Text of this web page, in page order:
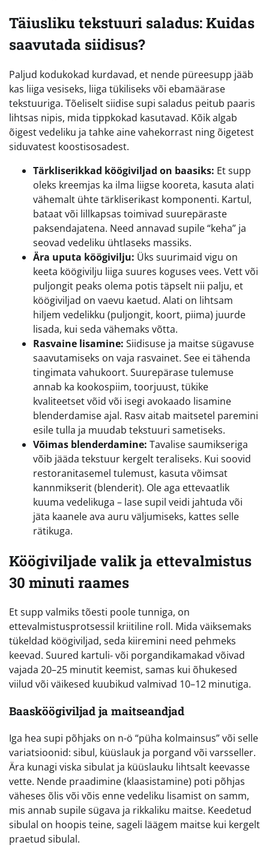
Täiusliku tekstuuri saladus: Kuidas
saavutada siidisus?
Paljud kodukokad kurdavad, et nende püreesupp jääb
kas liiga vesiseks, liiga tükiliseks või ebamäärase
tekstuuriga. Tõeliselt siidise supi saladus peitub paaris
lihtsas nipis, mida tippkokad kasutavad. Kõik algab
õigest vedeliku ja tahke aine vahekorrast ning õigetest
siduvatest koostisosadest.
Tärkliserikkad köögiviljad on baasiks: Et supp
oleks kreemjas ka ilma liigse kooreta, kasuta alati
vähemalt ühte tärkliserikast komponenti. Kartul,
bataat või lillkapsas toimivad suurepäraste
paksendajatena. Need annavad supile “keha” ja
seovad vedeliku ühtlaseks massiks.
Ära uputa köögivilju: Üks suurimaid vigu on
keeta köögivilju liiga suures koguses vees. Vett või
puljongit peaks olema potis täpselt nii palju, et
köögiviljad on vaevu kaetud. Alati on lihtsam
hiljem vedelikku (puljongit, koort, piima) juurde
lisada, kui seda vähemaks võtta.
Rasvaine lisamine: Siidisuse ja maitse sügavuse
saavutamiseks on vaja rasvainet. See ei tähenda
tingimata vahukoort. Suurepärase tulemuse
annab ka kookospiim, toorjuust, tükike
kvaliteetset võid või isegi avokaado lisamine
blenderdamise ajal. Rasv aitab maitsetel paremini
esile tulla ja muudab tekstuuri sametiseks.
Võimas blenderdamine: Tavalise saumikseriga
võib jääda tekstuur kergelt teraliseks. Kui soovid
restoranitasemel tulemust, kasuta võimsat
kannmikserit (blenderit). Ole aga ettevaatlik
kuuma vedelikuga – lase supil veidi jahtuda või
jäta kaanele ava auru väljumiseks, kattes selle
rätikuga.
Köögiviljade valik ja ettevalmistus
30 minuti raames
Et supp valmiks tõesti poole tunniga, on
ettevalmistusprotsessil kriitiline roll. Mida väiksemaks
tükeldad köögiviljad, seda kiiremini need pehmeks
keevad. Suured kartuli- või porgandikamakad võivad
vajada 20–25 minutit keemist, samas kui õhukesed
viilud või väikesed kuubikud valmivad 10–12 minutiga.
Baasköögiviljad ja maitseandjad
Iga hea supi põhjaks on n-ö “püha kolmainsus” või selle
variatsioonid: sibul, küüslauk ja porgand või varsseller.
Ära kunagi viska sibulat ja küüslauku lihtsalt keevasse
vette. Nende praadimine (klaasistamine) poti põhjas
väheses õlis või võis enne vedeliku lisamist on samm,
mis annab supile sügava ja rikkaliku maitse. Keedetud
sibulal on hoopis teine, sageli läägem maitse kui kergelt
praetud sibulal.